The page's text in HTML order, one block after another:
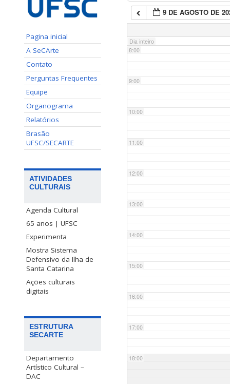
Pagina inicial
A SeCArte
Contato
Perguntas Frequentes
Equipe
Organograma
Relatórios
Brasão
UFSC/SECARTE
ATIVIDADES
CULTURAIS
Agenda Cultural
65 anos | UFSC
Experimenta
Mostra Sistema
Defensivo da Ilha de
Santa Catarina
Ações culturais
digitais
ESTRUTURA
SECARTE
Departamento
Artístico Cultural –
DAC
9 DE AGOSTO DE
Dia inteiro
7:00
8:00
9:00
10:00
11:00
12:00
13:00
14:00
15:00
16:00
17:00
18:00